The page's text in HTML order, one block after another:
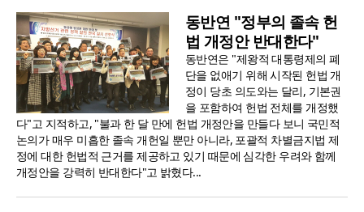
동반연 "정부의 졸속 헌
법 개정안 반대한다"
동반연은 "제왕적 대통령제의 폐
단을 없애기 위해 시작된 헌법 개
정이 당초 의도와는 달리, 기본권
을 포함하여 헌법 전체를 개정했
다"고 지적하고, "불과 한 달 만에 헌법 개정안을 만들다 보니 국민적
논의가 매우 미흡한 졸속 개헌일 뿐만 아니라, 포괄적 차별금지법 제
정에 대한 헌법적 근거를 제공하고 있기 때문에 심각한 우려와 함께
개정안을 강력히 반대한다"고 밝혔다...